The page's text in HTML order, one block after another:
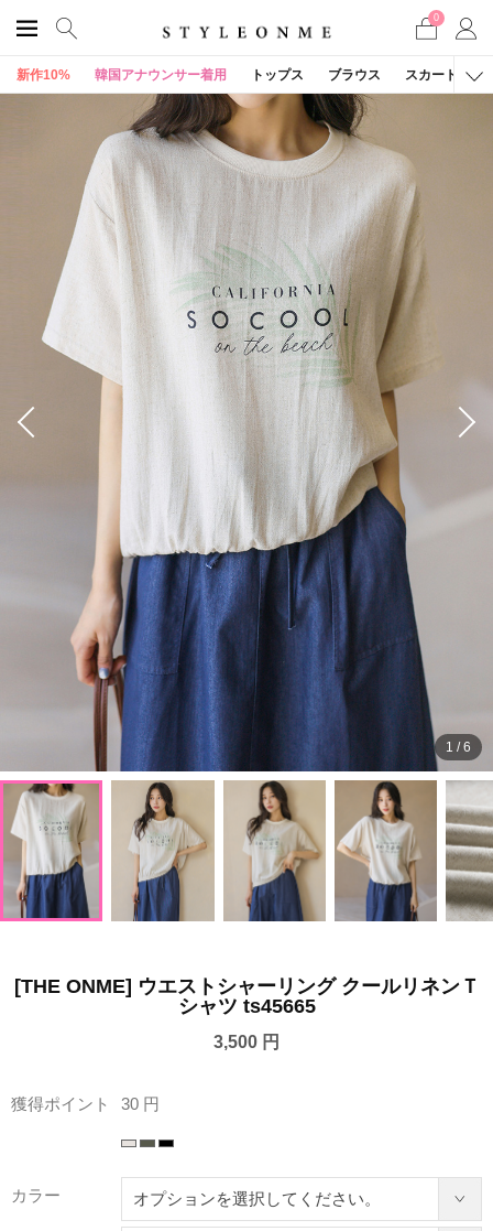
0
新作10% 韓国アナウンサー着用 トップス ブラウス スカート
1 /6
[THE ONME] ウエストシャーリング クールリネンＴ
シャツ ts45665
3,500 円
獲得ポイント 30 円
カラー